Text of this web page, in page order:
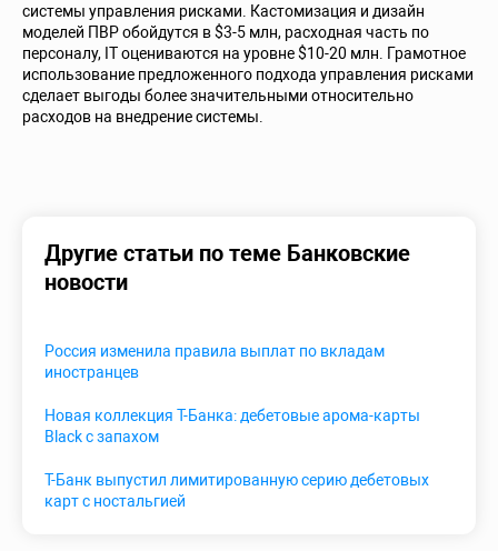
системы управления рисками. Кастомизация и дизайн
моделей ПВР обойдутся в $3-5 млн, расходная часть по
персоналу, IT оцениваются на уровне $10-20 млн. Грамотное
использование предложенного подхода управления рисками
сделает выгоды более значительными относительно
расходов на внедрение системы.
Другие статьи по теме Банковские
новости
Россия изменила правила выплат по вкладам
иностранцев
Новая коллекция Т-Банка: дебетовые арома-карты
Black с запахом
Т-Банк выпустил лимитированную серию дебетовых
карт с ностальгией